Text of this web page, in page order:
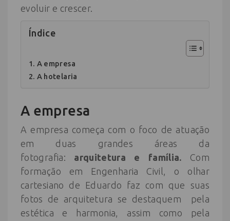
evoluir e crescer.
Índice
A empresa
​A hotelaria
A empresa
A empresa começa com o foco de atuação
em duas grandes áreas da
fotografia: arquitetura e família. Com
formação em Engenharia Civil, o olhar
cartesiano de Eduardo faz com que suas
fotos de arquitetura se destaquem pela
estética e harmonia, assim como pela